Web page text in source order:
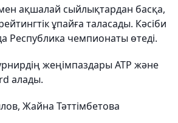
ақшалай сыйлықтардан басқа,
ұпайға таласады. Кәсіби
Республика чемпионаты өтеді.
жеңімпаздары ATP және
алады.
Жайна Тәттімбетова